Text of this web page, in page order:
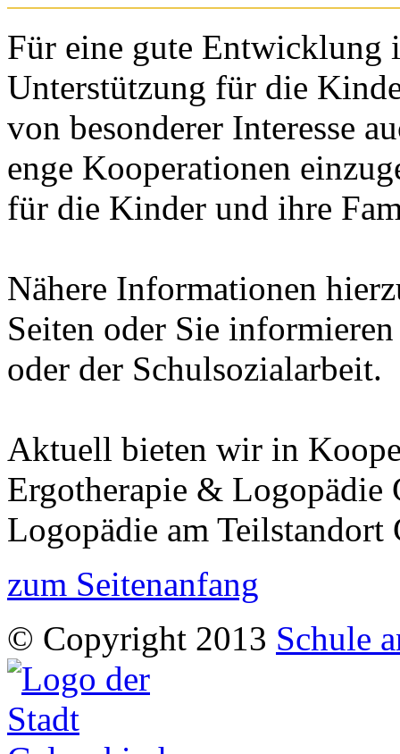
Für eine gute Entwicklung
Unterstützung für die
von besonderer Interesse
enge Kooperationen
für die Kinder und ihre
Nähere Informationen
Seiten oder Sie
oder der Schulsozialarbeit.
Aktuell bieten wir in
Ergotherapie & Logopädie
Logopädie am
zum Seitenanfang
© Copyright 2013 Schule